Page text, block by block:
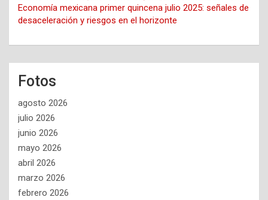
Economía mexicana primer quincena julio 2025: señales de
desaceleración y riesgos en el horizonte
Fotos
agosto 2026
julio 2026
junio 2026
mayo 2026
abril 2026
marzo 2026
febrero 2026